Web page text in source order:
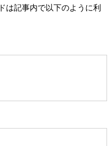
は記事内で以下のように利